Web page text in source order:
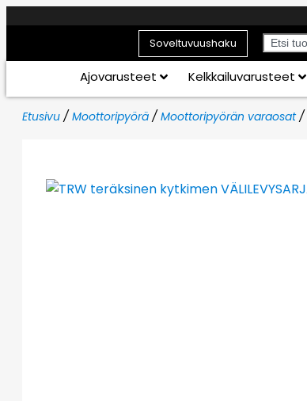
Soveltuvuushaku
Ajovarusteet Kelkkailuvarusteet
Etusivu / Moottoripyörä / Moottoripyörän varaosat/